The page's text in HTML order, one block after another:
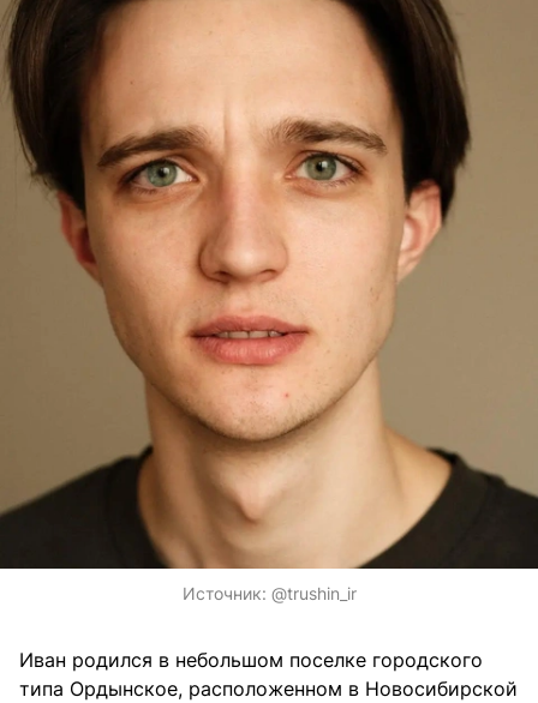
Источник: @trushin_ir
Иван родился в небольшом поселке городского
типа Ордынское, расположенном в Новосибирской